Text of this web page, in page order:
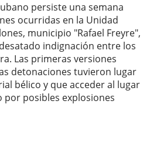
persiste una semana
ocurridas en la Unidad
municipio "Rafael Freyre",
indignación entre los
Las primeras versiones
detonaciones tuvieron lugar
bélico y que acceder al lugar
posibles explosiones